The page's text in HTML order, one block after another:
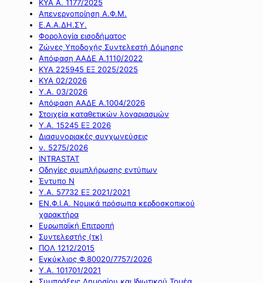
ΚΥΑ Α. 1177/2025
Απενεργοποίηση Α.Φ.Μ.
Ε.Α.Α.ΔΗ.ΣΥ.
Φορολογία εισοδήματος
Ζώνες Υποδοχής Συντελεστή Δόμησης
Απόφαση ΑΑΔΕ Α.1110/2022
ΚΥΑ 225945 ΕΞ 2025/2025
ΚΥΑ 02/2026
Υ.Α. 03/2026
Απόφαση ΑΑΔΕ Α.1004/2026
Στοιχεία καταθετικών λογαριασμών
Υ.Α. 15245 ΕΞ 2026
Διασυνοριακές συγχωνεύσεις
ν. 5275/2026
INTRASTAT
Οδηγίες συμπλήρωσης εντύπων
Έντυπο Ν
Υ.Α. 57732 ΕΞ 2021/2021
ΕΝ.Φ.Ι.Α. Νομικά πρόσωπα κερδοσκοπικού
χαρακτήρα
Ευρωπαϊκή Επιτροπή
Συντελεστής (τκ)
ΠΟΛ 1212/2015
Εγκύκλιος Φ.80020/7757/2026
Υ.Α. 101701/2021